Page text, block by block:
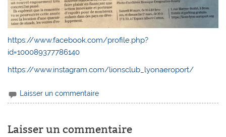
https://www.facebook.com/profile.php?
id=100089377786140
https://www.instagram.com/lionsclub_lyonaeroport/
Laisser un commentaire
Laisser un commentaire